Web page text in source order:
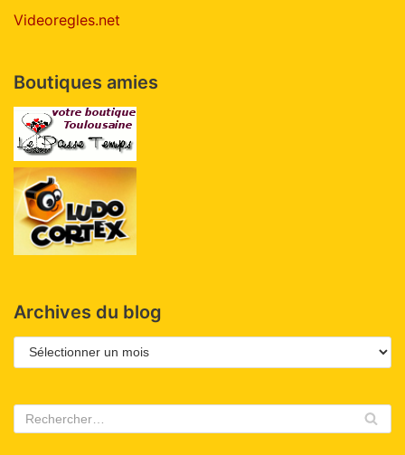
Videoregles.net
Boutiques amies
Archives du blog